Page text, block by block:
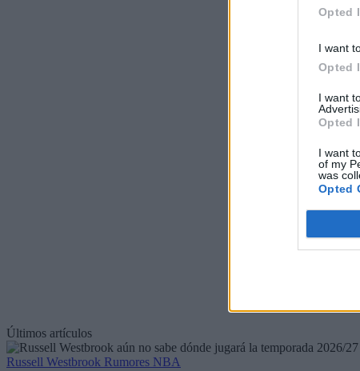
Opted
I want
Opted
I want
Opted
I want
of my
was
Opted
Últimos artículos
Russell Westbrook Rumores NBA